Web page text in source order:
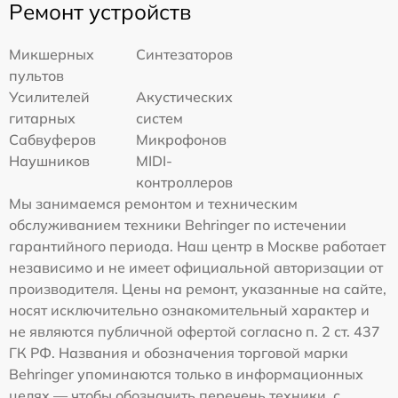
Ремонт устройств
Микшерных
пультов
Синтезаторов
Усилителей
гитарных
Акустических
систем
Сабвуферов
Микрофонов
Наушников
MIDI-
контроллеров
Мы занимаемся ремонтом и техническим
обслуживанием техники Behringer по истечении
гарантийного периода. Наш центр в Москве работает
независимо и не имеет официальной авторизации от
производителя. Цены на ремонт, указанные на сайте,
носят исключительно ознакомительный характер и
не являются публичной офертой согласно п. 2 ст. 437
ГК РФ. Названия и обозначения торговой марки
Behringer упоминаются только в информационных